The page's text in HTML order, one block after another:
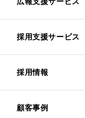
採用支援サービス
採用情報
顧客事例